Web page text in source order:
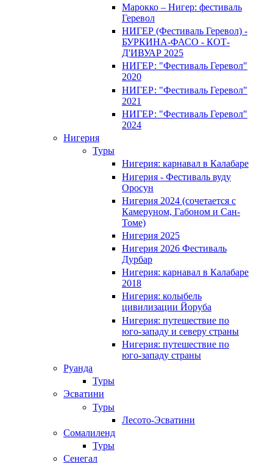
Марокко – Нигер: фестиваль
Геревол
НИГЕР (Фестиваль Геревол) -
БУРКИНА-ФАСО - КОТ-
Д'ИВУАР 2025
НИГЕР: "Фестиваль Геревол"
2020
НИГЕР: "Фестиваль Геревол"
2021
НИГЕР: "Фестиваль Геревол"
2024
Нигерия
Туры
Нигерия: карнавал в Калабаре
Нигерия - Фестиваль вуду
Оросун
Нигерия 2024 (сочетается с
Камеруном, Габоном и Сан-
Томе)
Нигерия 2025
Нигерия 2026 Фестиваль
Дурбар
Нигерия: карнавал в Калабаре
2018
Нигерия: колыбель
цивилизации Йоруба
Нигерия: путешествие по
юго-западу и северу страны
Нигерия: путешествие по
юго-западу страны
Руанда
Туры
Эсватини
Туры
Лесото-Эсватини
Сомалиленд
Туры
Сенегал